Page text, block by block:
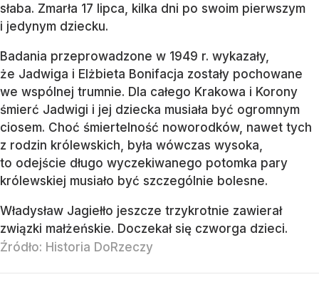
słaba. Zmarła 17 lipca, kilka dni po swoim pierwszym
i jedynym dziecku.
Badania przeprowadzone w 1949 r. wykazały,
że Jadwiga i Elżbieta Bonifacja zostały pochowane
we wspólnej trumnie. Dla całego Krakowa i Korony
śmierć Jadwigi i jej dziecka musiała być ogromnym
ciosem. Choć śmiertelność noworodków, nawet tych
z rodzin królewskich, była wówczas wysoka,
to odejście długo wyczekiwanego potomka pary
królewskiej musiało być szczególnie bolesne.
Władysław Jagiełło jeszcze trzykrotnie zawierał
związki małżeńskie. Doczekał się czworga dzieci.
Źródło: Historia DoRzeczy